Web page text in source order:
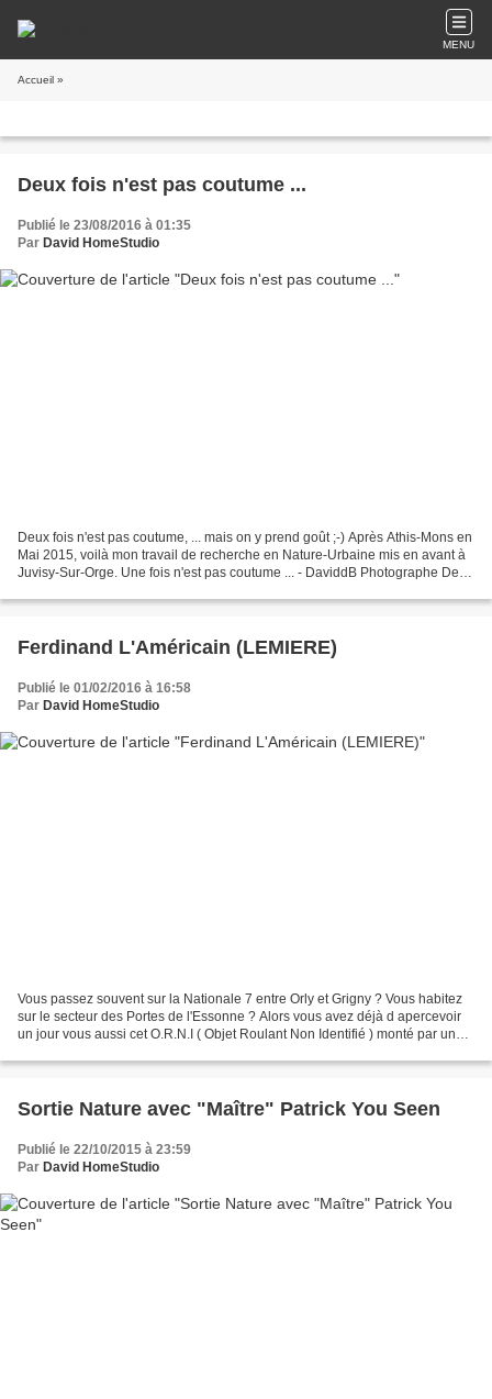
MENU
Accueil »
Deux fois n'est pas coutume ...
Publié le 23/08/2016 à 01:35
Par David HomeStudio
Deux fois n'est pas coutume, ... mais on y prend goût ;-) Après Athis-Mons en
Mai 2015, voilà mon travail de recherche en Nature-Urbaine mis en avant à
Juvisy-Sur-Orge. Une fois n'est pas coutume ... - DaviddB Photographe Des
Ferdinand L'Américain (LEMIERE)
Publié le 01/02/2016 à 16:58
Par David HomeStudio
Vous passez souvent sur la Nationale 7 entre Orly et Grigny ? Vous habitez
sur le secteur des Portes de l'Essonne ? Alors vous avez déjà d apercevoir
un jour vous aussi cet O.R.N.I ( Objet Roulant Non Identifié ) monté par un
Sortie Nature avec "Maître" Patrick You Seen
Publié le 22/10/2015 à 23:59
Par David HomeStudio